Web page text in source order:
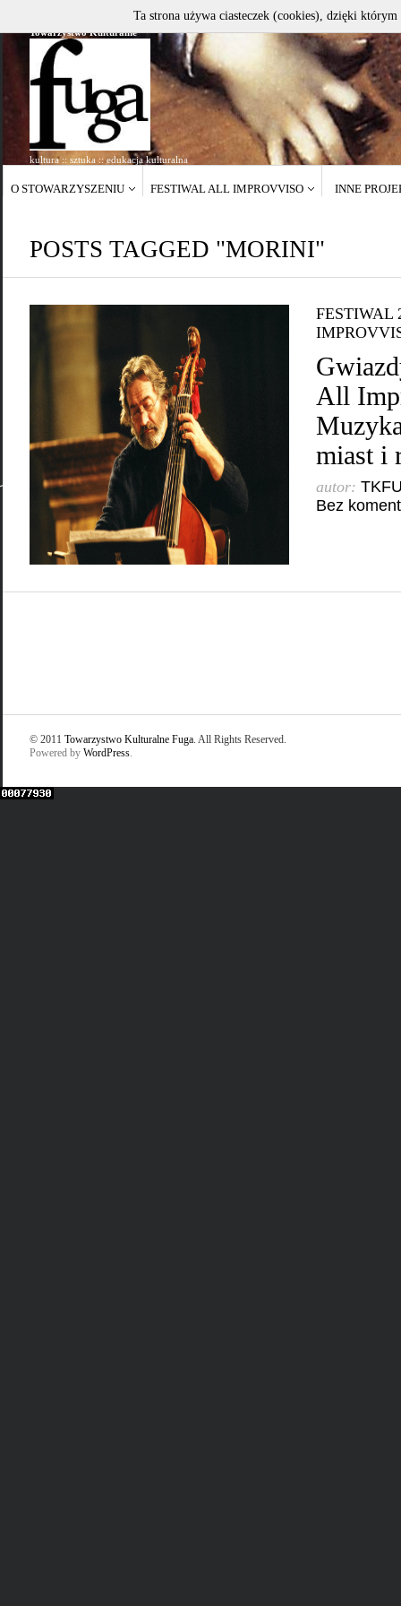
Towarzystwo Kulturalne
kultura :: sztuka :: edukacja kulturalna
O STOWARZYSZENIU FESTIWAL ALL IMPROVVISO INNE
POSTS TAGGED "MORINI"
FESTIWAL
All
miast i
autor:
Bez
© 2011 Towarzystwo Kulturalne Fuga. All Rights Reserved.
Powered by WordPress.
Ta strona używa ciasteczek (cookies), dzięki